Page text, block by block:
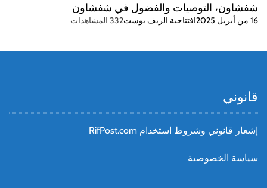
شفشاون، التوصيات والفضول في شفشاون
16 من أبريل 2025 افتتاحية الريف بوست332 المشاهدات
قانوني
إشعار قانوني وشروط استخدام RifPost.com
سياسة الخصوصية